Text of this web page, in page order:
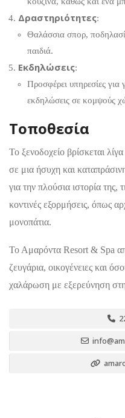
Δραστηριότητες:
Θαλάσσια σπορ,
παιδιά.
Εκδηλώσεις:
Προσφέρει υπηρεσίες για
εκδηλώσεις σε κομψούς
Τοποθεσία
Το ξενοδοχείο βρίσκεται
σε μια ήσυχη και
για την πλούσια ιστορία της,
κοντινές εξορμήσεις, όπως
μονοπάτια.
Το Αμαρόντα Resort & Spa
ζευγάρια, οικογένειες και
χαλάρωση με εξερεύνηση